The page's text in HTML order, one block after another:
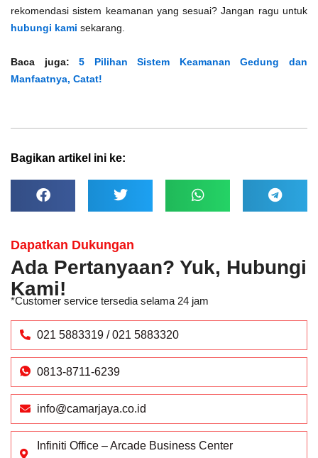
rekomendasi sistem keamanan yang sesuai? Jangan ragu untuk
hubungi kami sekarang.
Baca juga:5 Pilihan Sistem Keamanan Gedung dan
Manfaatnya, Catat!
Bagikan artikel ini ke:
Dapatkan Dukungan
Ada Pertanyaan? Yuk, Hubungi
Kami!
*Customer service tersedia selama 24 jam
021 5883319 / 021 5883320
0813-8711-6239
info@camarjaya.co.id
Infiniti Office – Arcade Business Center